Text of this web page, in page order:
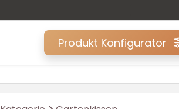
Produkt Konfigurator